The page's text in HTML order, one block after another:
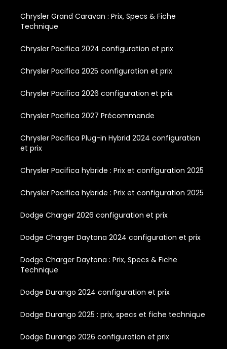
Chrysler Grand Caravan : Prix, Specs & Fiche
Technique
Chrysler Pacifica 2024 configuration et prix
Chrysler Pacifica 2025 configuration et prix
Chrysler Pacifica 2026 configuration et prix
Chrysler Pacifica 2027 Précommande
Chrysler Pacifica Plug-in Hybrid 2024 configuration
et prix
Chrysler Pacifica hybride : Prix et configuration 2025
Chrysler Pacifica hybride : Prix et configuration 2025
Dodge Charger 2026 configuration et prix
Dodge Charger Daytona 2024 configuration et prix
Dodge Charger Daytona : Prix, Specs & Fiche
Technique
Dodge Durango 2024 configuration et prix
Dodge Durango 2025 : prix, specs et fiche technique
Dodge Durango 2026 configuration et prix